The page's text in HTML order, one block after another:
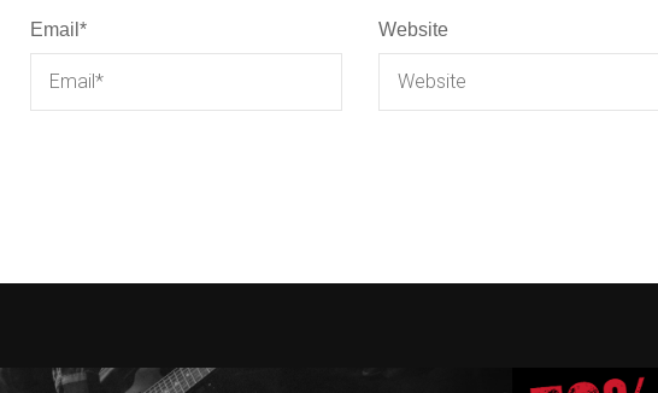
Email* Website